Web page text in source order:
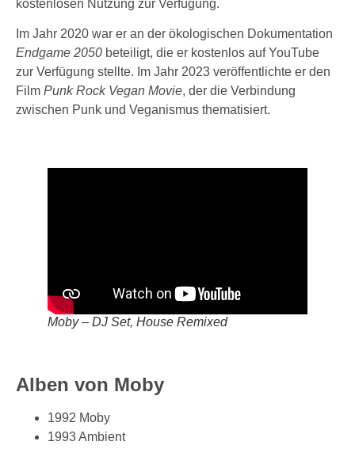
kostenlosen Nutzung zur Verfügung.
Im Jahr 2020 war er an der ökologischen Dokumentation
Endgame 2050 beteiligt, die er kostenlos auf YouTube
zur Verfügung stellte. Im Jahr 2023 veröffentlichte er den
Film Punk Rock Vegan Movie, der die Verbindung
zwischen Punk und Veganismus thematisiert.
Moby – DJ Set, House Remixed
Alben von Moby
1992 Moby
1993 Ambient